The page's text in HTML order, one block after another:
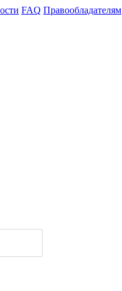
FAQ Правообладателям